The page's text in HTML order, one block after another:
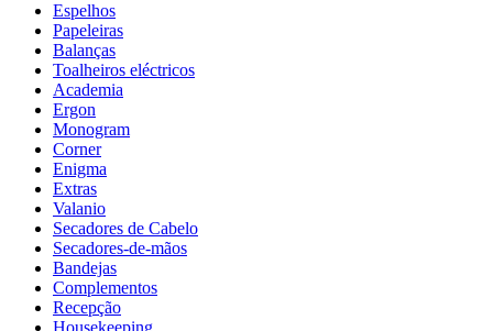
Espelhos
Papeleiras
Balanças
Toalheiros eléctricos
Academia
Ergon
Monogram
Corner
Enigma
Extras
Valanio
Secadores de Cabelo
Secadores-de-mãos
Bandejas
Complementos
Recepção